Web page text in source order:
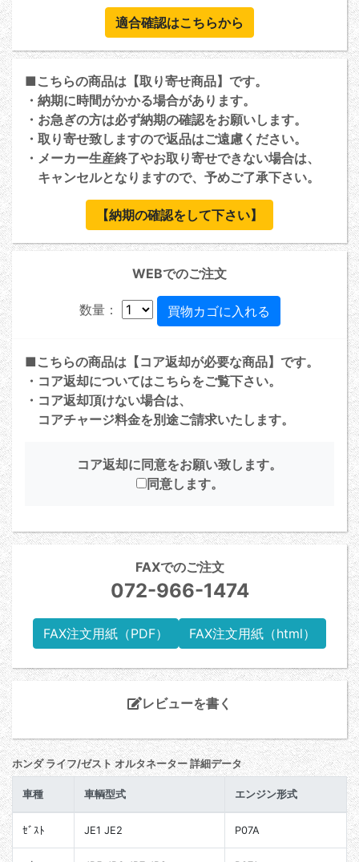
適合確認はこちらから
■こちらの商品は【取り寄せ商品】です。
・納期に時間がかかる場合があります。
・お急ぎの方は必ず納期の確認をお願いします。
・取り寄せ致しますので返品はご遠慮ください。
・メーカー生産終了やお取り寄せできない場合は、
キャンセルとなりますので、予めご了承下さい。
【納期の確認をして下さい】
WEBでのご注文
数量：
■こちらの商品は【コア返却が必要な商品】です。
・コア返却についてはこちらをご覧下さい。
・コア返却頂けない場合は、
コアチャージ料金を別途ご請求いたします。
コア返却に同意をお願い致します。
同意します。
FAXでのご注文
072-966-1474
FAX注文用紙（PDF） FAX注文用紙（html）
レビューを書く
ホンダ ライフ/ゼスト オルタネーター 詳細データ
車種 車輌型式 エンジン形式
ｾﾞｽﾄ JE1 JE2 P07A